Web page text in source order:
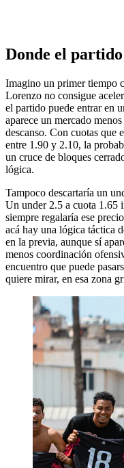
Donde el
Imagino un primer tiempo
Lorenzo no consigue
el partido puede entrar en
aparece un mercado
descanso. Con cuotas que
entre 1.90 y 2.10, la
un cruce de bloques
lógica.
Tampoco descartaría un
Un under 2.5 a cuota 1.65
siempre regalaría ese
acá hay una lógica táctica
en la previa, aunque sí
menos coordinación
encuentro que puede
quiere mirar, en esa zona